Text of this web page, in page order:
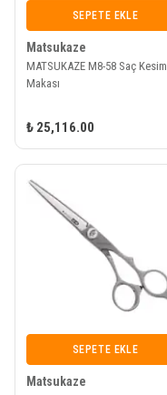
SEPETE EKLE
Matsukaze
MATSUKAZE M8-58 Saç Kesim
Makası
₺ 25,116.00
SEPETE EKLE
Matsukaze